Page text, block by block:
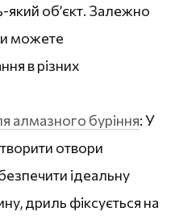
який об’єкт. Залежно
можете
в різних
алмазного буріння: У
отвори
ідеальну
дриль фіксується на